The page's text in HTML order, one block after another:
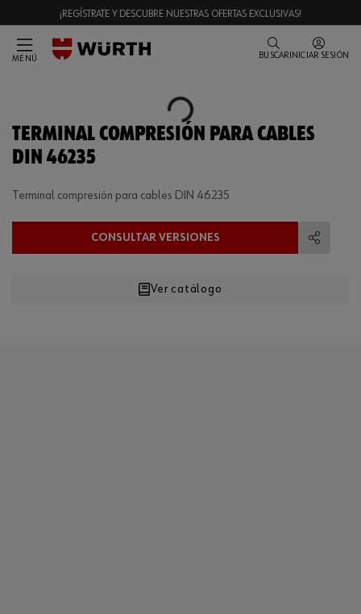
¡REGÍSTRATE Y DESCUBRE NUESTRAS OFERTAS EXCLUSIVAS!
MENÚ BUSCAR INICIAR SESIÓN
Loading...
TERMINAL COMPRESIÓN PARA CABLES
DIN 46235
Terminal compresión para cables DIN 46235
CONSULTAR VERSIONES
Ver catálogo